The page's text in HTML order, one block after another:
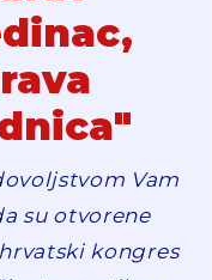
Vam
su otvorene
kongres